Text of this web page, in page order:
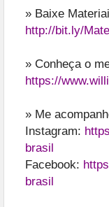
» Baixe
http://bit.ly/
» Conheça o
https://
» Me
Instagram:
brasil
Facebook:
brasil